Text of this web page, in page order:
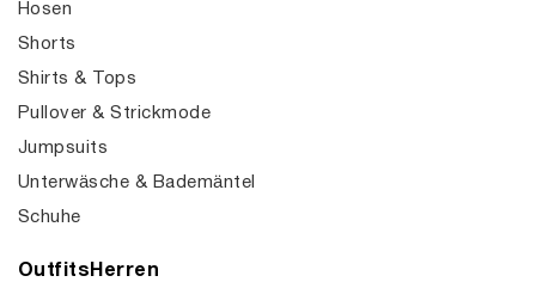
Hosen
Shorts
Shirts & Tops
Pullover & Strickmode
Jumpsuits
Unterwäsche & Bademäntel
Schuhe
OutfitsHerren